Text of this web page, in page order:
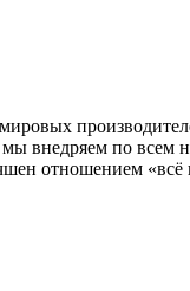
внедряем по всем
отношением «всё